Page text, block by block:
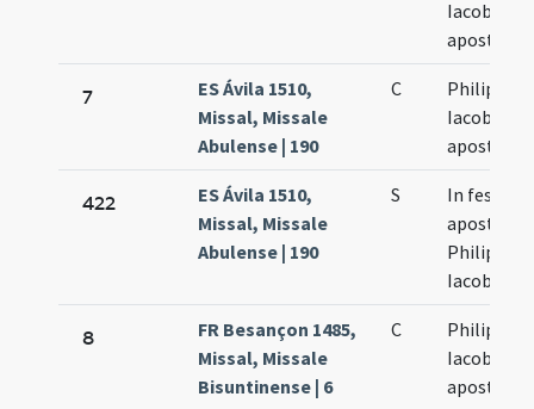
Iacobi
7
ES Ávila 1510,
Missal, Missale
Abulense | 190
C
Philippi et
Iacobi
422
ES Ávila 1510,
Missal, Missale
Abulense | 190
S
In festo
Philippi et
Iacobi
8
FR Besançon 1485,
Missal, Missale
Bisuntinense | 6
C
Philippi et
Iacobi